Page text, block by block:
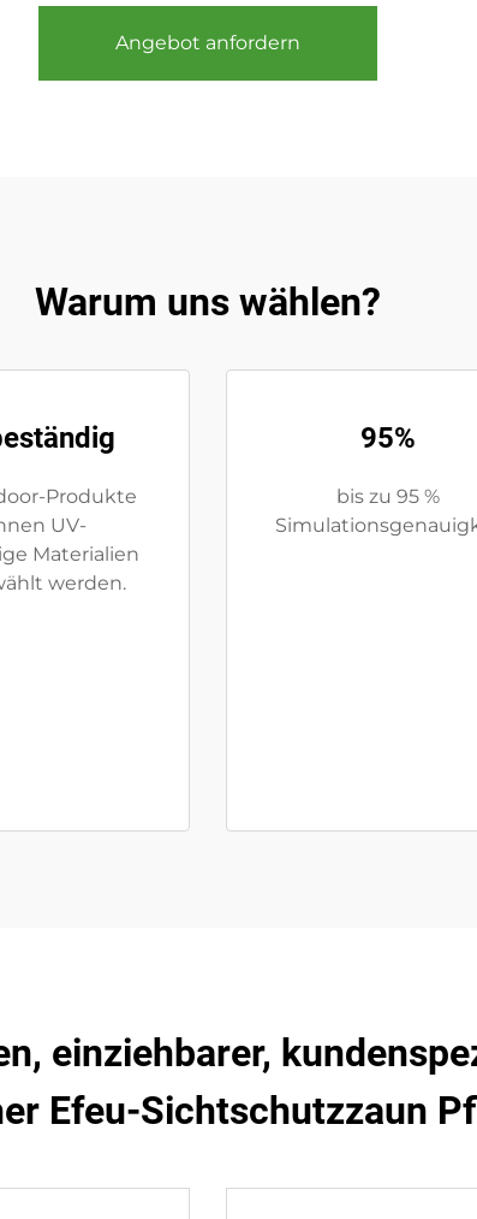
Angebot anfordern
Warum uns wählen?
Produkte
UV-
Materialien
werden.
95%
bis zu 95 %
einziehbarer,
Efeu-Sichtschutzzaun